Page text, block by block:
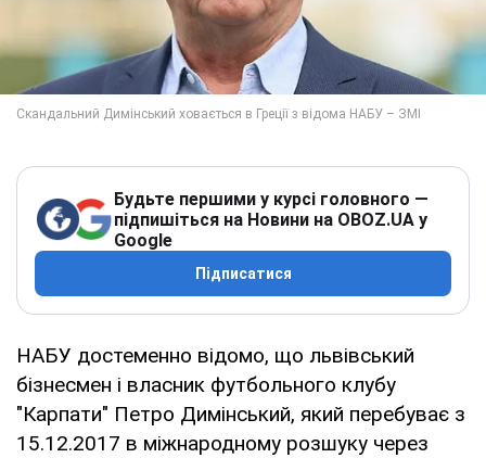
Будьте першими у курсі головного —
підпишіться на Новини на OBOZ.UA у
Google
Підписатися
НАБУ достеменно відомо, що львівський
бізнесмен і власник футбольного клубу
"Карпати" Петро Димінський, який перебуває з
15.12.2017 в міжнародному розшуку через